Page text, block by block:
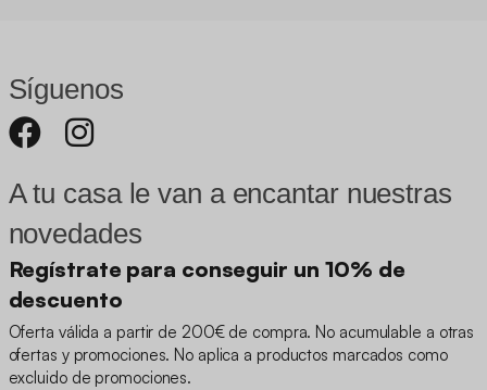
Síguenos
A tu casa le van a encantar nuestras
novedades
Regístrate para conseguir un 10% de
descuento
Oferta válida a partir de 200€ de compra. No acumulable a otras
ofertas y promociones. No aplica a productos marcados como
excluido de promociones.